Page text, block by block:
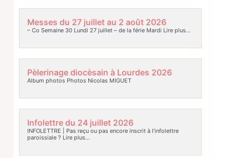
Messes du 27 juillet au 2 août 2026
– Co Semaine 30 Lundi 27 juillet – de la férie Mardi Lire plus…
Pèlerinage diocèsain à Lourdes 2026
Album photos Photos Nicolas MIGUET
Infolettre du 24 juillet 2026
INFOLETTRE | Pas reçu ou pas encore inscrit à l’infolettre
paroissiale ? Lire plus…